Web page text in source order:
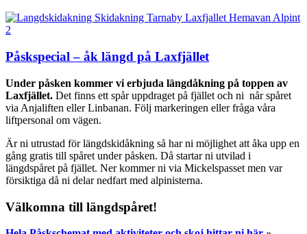
Påskspecial – åk längd på Laxfjället
Under påsken kommer vi erbjuda längdåkning på toppen av
Laxfjället. Det finns ett spår uppdraget på fjället och ni når spåret
via Anjaliften eller Linbanan. Följ markeringen eller fråga våra
liftpersonal om vägen.
Är ni utrustad för längdskidåkning så har ni möjlighet att åka upp en
gång gratis till spåret under påsken. Då startar ni utvilad i
längdspåret på fjället. Ner kommer ni via Mickelspasset men var
försiktiga då ni delar nedfart med alpinisterna.
Välkomna till längdspåret!